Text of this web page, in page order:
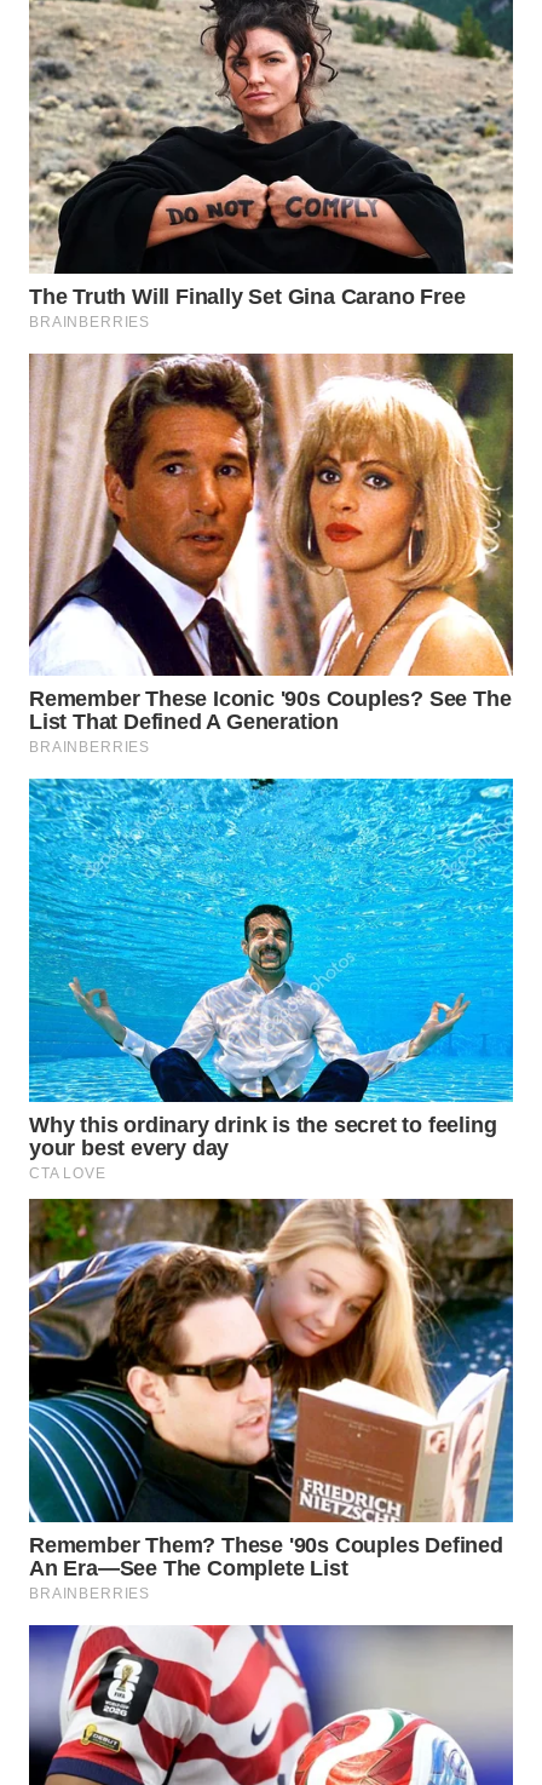
BINJAI
WN
CIREBON
WN
INDRAMAYU
KUNINGAN
MAJALENGKA
WN
SUBANG
WN
SUKABUMI
WN
PURWAKARTA
WN
PRIANGAN
TIMUR
WN
SEMARANG
WN
SOLO
WN
BOROBUDUR
WN
MADURA
WN
SURABAYA
WN
NATUNA
WN
BINTAN
WN
MANDALIKA
WN
LIKUPANG
WN
LABUANBAJO
WN
BORNEO